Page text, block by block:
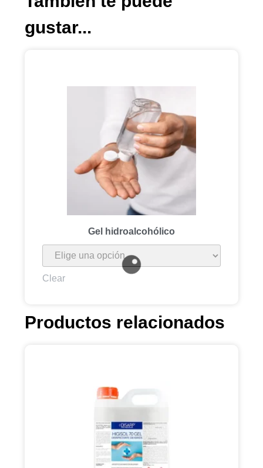
gustar...
Gel hidroalcohólico
Clear
Productos relacionados